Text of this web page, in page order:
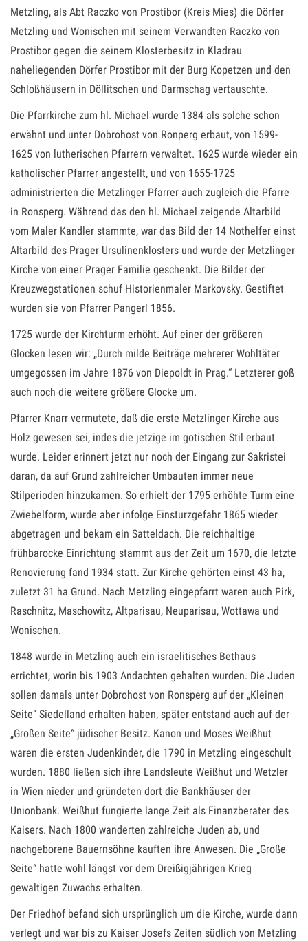
Metzling, als Abt Raczko von Prostibor (Kreis Mies) die Dörfer
Metzling und Wonischen mit seinem Verwandten Raczko von
Prostibor gegen die seinem Klosterbesitz in Kladrau
naheliegenden Dörfer Prostibor mit der Burg Kopetzen und den
Schloßhäusern in Döllitschen und Darmschag vertauschte.
Die Pfarrkirche zum hl. Michael wurde 1384 als solche schon
erwähnt und unter Dobrohost von Ronperg erbaut, von 1599-
1625 von lutherischen Pfarrern verwaltet. 1625 wurde wieder ein
katholischer Pfarrer angestellt, und von 1655-1725
administrierten die Metzlinger Pfarrer auch zugleich die Pfarre
in Ronsperg. Während das den hl. Michael zeigende Altarbild
vom Maler Kandler stammte, war das Bild der 14 Nothelfer einst
Altarbild des Prager Ursulinenklosters und wurde der Metzlinger
Kirche von einer Prager Familie geschenkt. Die Bilder der
Kreuzwegstationen schuf Historienmaler Markovsky. Gestiftet
wurden sie von Pfarrer Pangerl 1856.
1725 wurde der Kirchturm erhöht. Auf einer der größeren
Glocken lesen wir: „Durch milde Beiträge mehrerer Wohltäter
umgegossen im Jahre 1876 von Diepoldt in Prag.“ Letzterer goß
auch noch die weitere größere Glocke um.
Pfarrer Knarr vermutete, daß die erste Metzlinger Kirche aus
Holz gewesen sei, indes die jetzige im gotischen Stil erbaut
wurde. Leider erinnert jetzt nur noch der Eingang zur Sakristei
daran, da auf Grund zahlreicher Umbauten immer neue
Stilperioden hinzukamen. So erhielt der 1795 erhöhte Turm eine
Zwiebelform, wurde aber infolge Einsturzgefahr 1865 wieder
abgetragen und bekam ein Satteldach. Die reichhaltige
frühbarocke Einrichtung stammt aus der Zeit um 1670, die letzte
Renovierung fand 1934 statt. Zur Kirche gehörten einst 43 ha,
zuletzt 31 ha Grund. Nach Metzling eingepfarrt waren auch Pirk,
Raschnitz, Maschowitz, Altparisau, Neuparisau, Wottawa und
Wonischen.
1848 wurde in Metzling auch ein israelitisches Bethaus
errichtet, worin bis 1903 Andachten gehalten wurden. Die Juden
sollen damals unter Dobrohost von Ronsperg auf der „Kleinen
Seite“ Siedelland erhalten haben, später entstand auch auf der
„Großen Seite“ jüdischer Besitz. Kanon und Moses Weißhut
waren die ersten Judenkinder, die 1790 in Metzling eingeschult
wurden. 1880 ließen sich ihre Landsleute Weißhut und Wetzler
in Wien nieder und gründeten dort die Bankhäuser der
Unionbank. Weißhut fungierte lange Zeit als Finanzberater des
Kaisers. Nach 1800 wanderten zahlreiche Juden ab, und
nachgeborene Bauernsöhne kauften ihre Anwesen. Die „Große
Seite“ hatte wohl längst vor dem Dreißigjährigen Krieg
gewaltigen Zuwachs erhalten.
Der Friedhof befand sich ursprünglich um die Kirche, wurde dann
verlegt und war bis zu Kaiser Josefs Zeiten südlich von Metzling